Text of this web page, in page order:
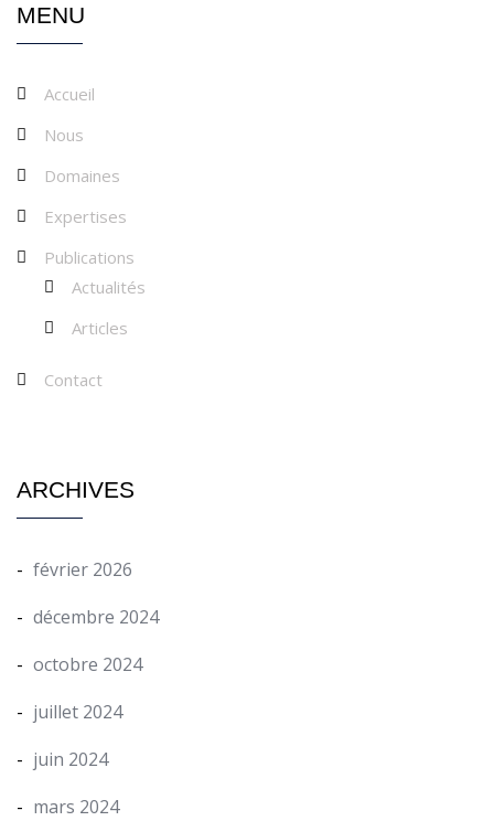
MENU
Accueil
Nous
Domaines
Expertises
Publications
Actualités
Articles
Contact
ARCHIVES
février 2026
décembre 2024
octobre 2024
juillet 2024
juin 2024
mars 2024